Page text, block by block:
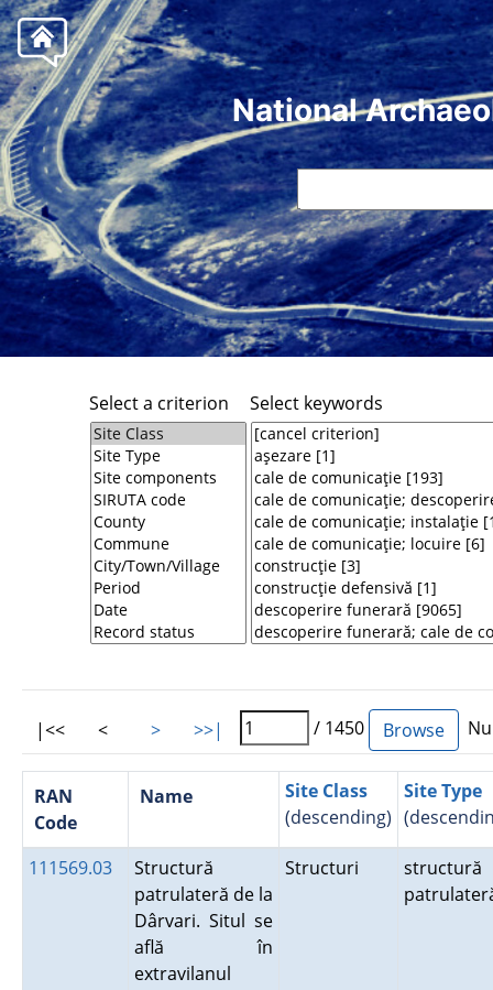
National
Select a criterion Select keywords
|<< < > >>| / 1450
RAN
Code
Name
Site Class
(descending)
Site Type
111569.03
Structură
patrulateră de la
Dârvari. Situl se
află în
extravilanul
Structuri
structură